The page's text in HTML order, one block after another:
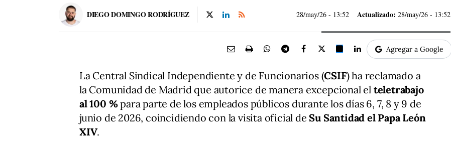
DIEGO DOMINGO RODRÍGUEZ 28/may/26 - 13:52 Actualizado: 28/may/26 - 13:52
Agregar a Google
La Central Sindical Independiente y de Funcionarios (CSIF) ha reclamado a
la Comunidad de Madrid que autorice de manera excepcional el teletrabajo
al 100 %para parte de los empleados públicos durante los días 6, 7, 8 y 9 de
junio de 2026, coincidiendo con la visita oficial deSu Santidad el Papa León
XIV.